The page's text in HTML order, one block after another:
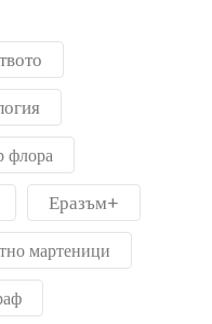
флора
Еразъм+
мартеници